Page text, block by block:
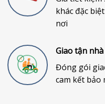
khác đặc
nơi
Giao tận nhà
Đóng gói
cam kết bảo